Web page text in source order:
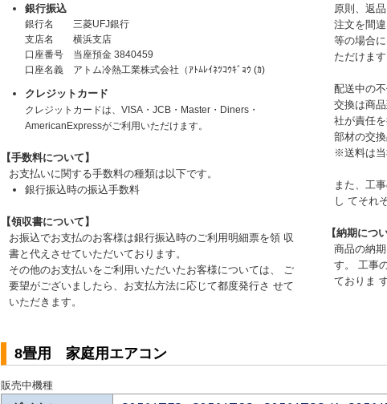
銀行振込
銀行名
三菱UFJ銀行
支店名
横浜支店
口座番号
当座預金 3840459
口座名義
アトム冷熱工業株式会社（ｱﾄﾑﾚｲﾈﾂｺｳｷﾞｮｳ (ｶ)
クレジットカード
クレジットカードは、VISA・JCB・Master・Diners・
AmericanExpressがご利用いただけます。
【手数料について】
お支払いに関する手数料の種類は以下です。
銀行振込時の振込手数料
【領収書について】
お振込でお支払のお客様は銀行振込時のご利用明細票を領 収
書と代えさせていただいております。
その他のお支払いをご利用いただいたお客様については、 ご
要望がございましたら、お支払方法に応じて都度発行さ せて
いただきます。
原則、返
注文を間
等の場合
ただけま
配送中の
交換は商
社が責任
部材の交
※送料は当
また、工
し てそれ
【納期につ
商品の納
す。 工事
ておりま す
8畳用 家庭用エアコン
販売中機種